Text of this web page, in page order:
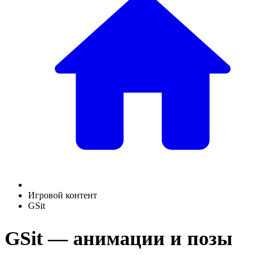
Игровой контент
GSit
GSit — анимации и позы